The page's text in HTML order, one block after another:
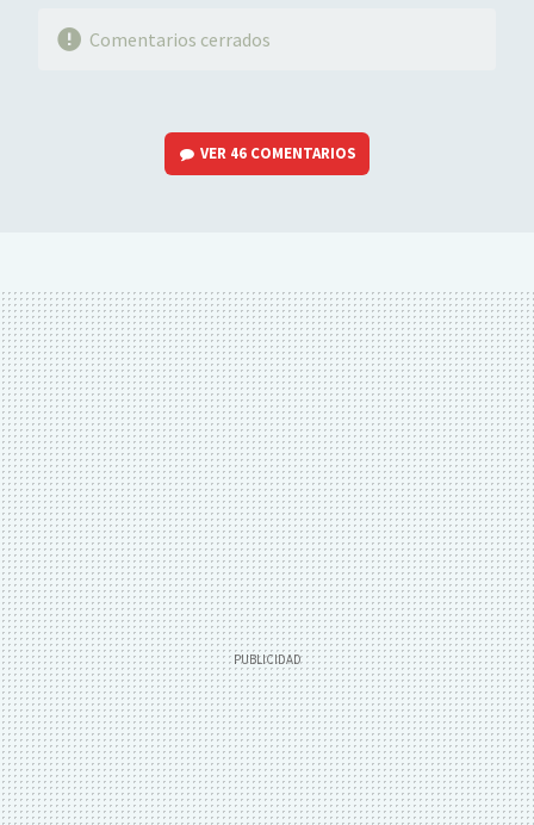
Comentarios cerrados
VER 46 COMENTARIOS